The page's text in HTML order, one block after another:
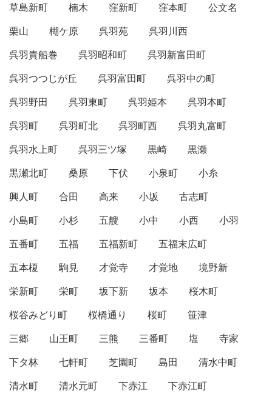
草島新町
楠木 窪新町 窪本町
公文名
栗山
楜ケ原 呉羽苑
呉羽川西
呉羽貴船巻
呉羽昭和町
呉羽新富田町
呉羽つつじが丘
呉羽富田町
呉羽中の町
呉羽野田
呉羽東町 呉羽姫本
呉羽本町
呉羽町
呉羽町北 呉羽町西
呉羽丸富町
呉羽水上町
呉羽三ツ塚 黒崎
黒瀬
黒瀬北町
桑原 下伏 小泉町
小糸
興人町
合田 高来 小坂
古志町
小島町
小杉 五艘 小中 小西
小羽
五番町
五福 五福新町
五福末広町
五本榎
駒見 才覚寺 才覚地
境野新
栄新町
栄町 坂下新 坂本
桜木町
桜谷みどり町
桜橋通り 桜町
笹津
三郷
山王町 三熊 三番町 塩
寺家
下タ林
七軒町 芝園町 島田
清水中町
清水町
清水元町 下赤江
下赤江町